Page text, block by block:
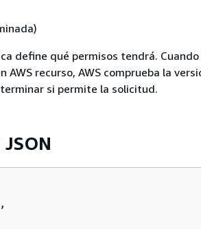
define qué permisos tendrá. Cuando
recurso, AWS comprueba la
si permite la solicitud.
,